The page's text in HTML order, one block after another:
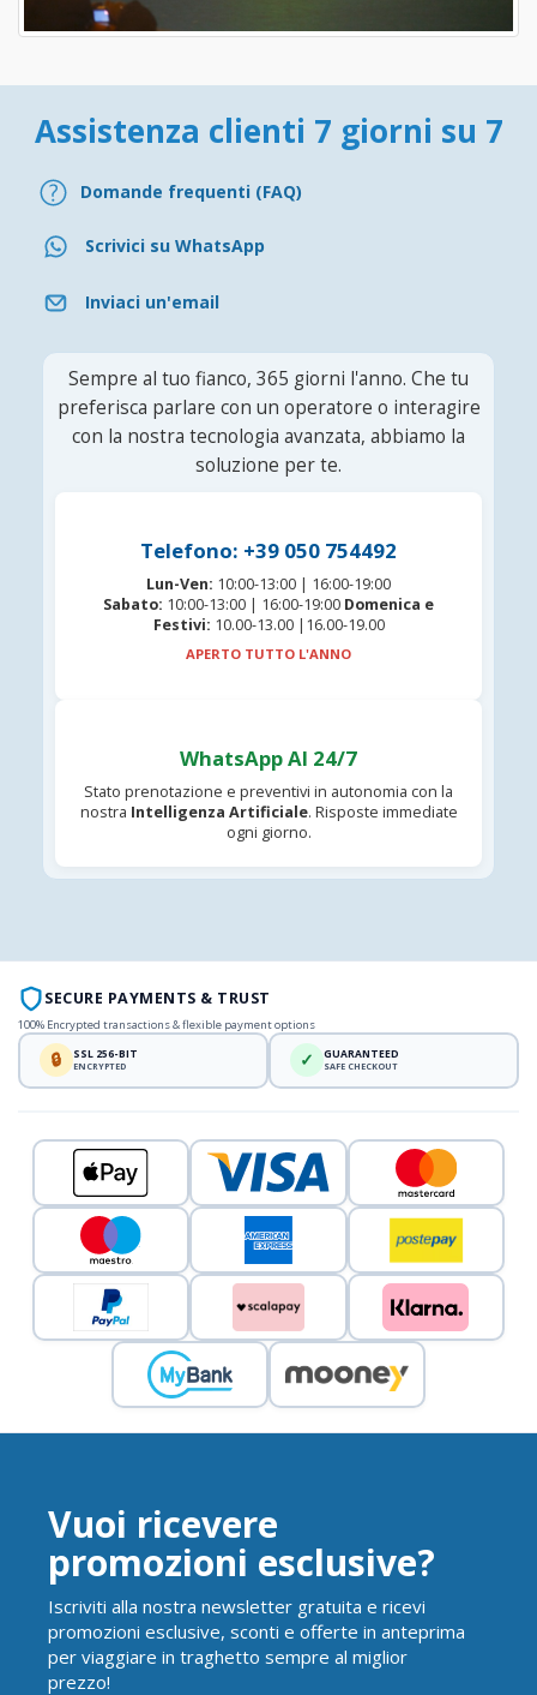
Assistenza clienti 7 giorni su 7
Domande frequenti (FAQ)
Scrivici su WhatsApp
Inviaci un'email
Sempre al tuo fianco, 365 giorni l'anno. Che tu
preferisca parlare con un operatore o interagire
con la nostra tecnologia avanzata, abbiamo la
soluzione per te.
Telefono: +39 050 754492
Lun-Ven: 10:00-13:00 | 16:00-19:00
Sabato: 10:00-13:00 | 16:00-19:00 Domenica e
Festivi: 10.00-13.00 |16.00-19.00
APERTO TUTTO L'ANNO
WhatsApp AI 24/7
Stato prenotazione e preventivi in autonomia con la
nostra Intelligenza Artificiale. Risposte immediate
ogni giorno.
SECURE PAYMENTS & TRUST
100% Encrypted transactions & flexible payment options
🔒 SSL 256-BIT
ENCRYPTED ✓ GUARANTEED
SAFE CHECKOUT
Vuoi ricevere
promozioni esclusive?
Iscriviti alla nostra newsletter gratuita e ricevi
promozioni esclusive, sconti e offerte in anteprima
per viaggiare in traghetto sempre al miglior
prezzo!